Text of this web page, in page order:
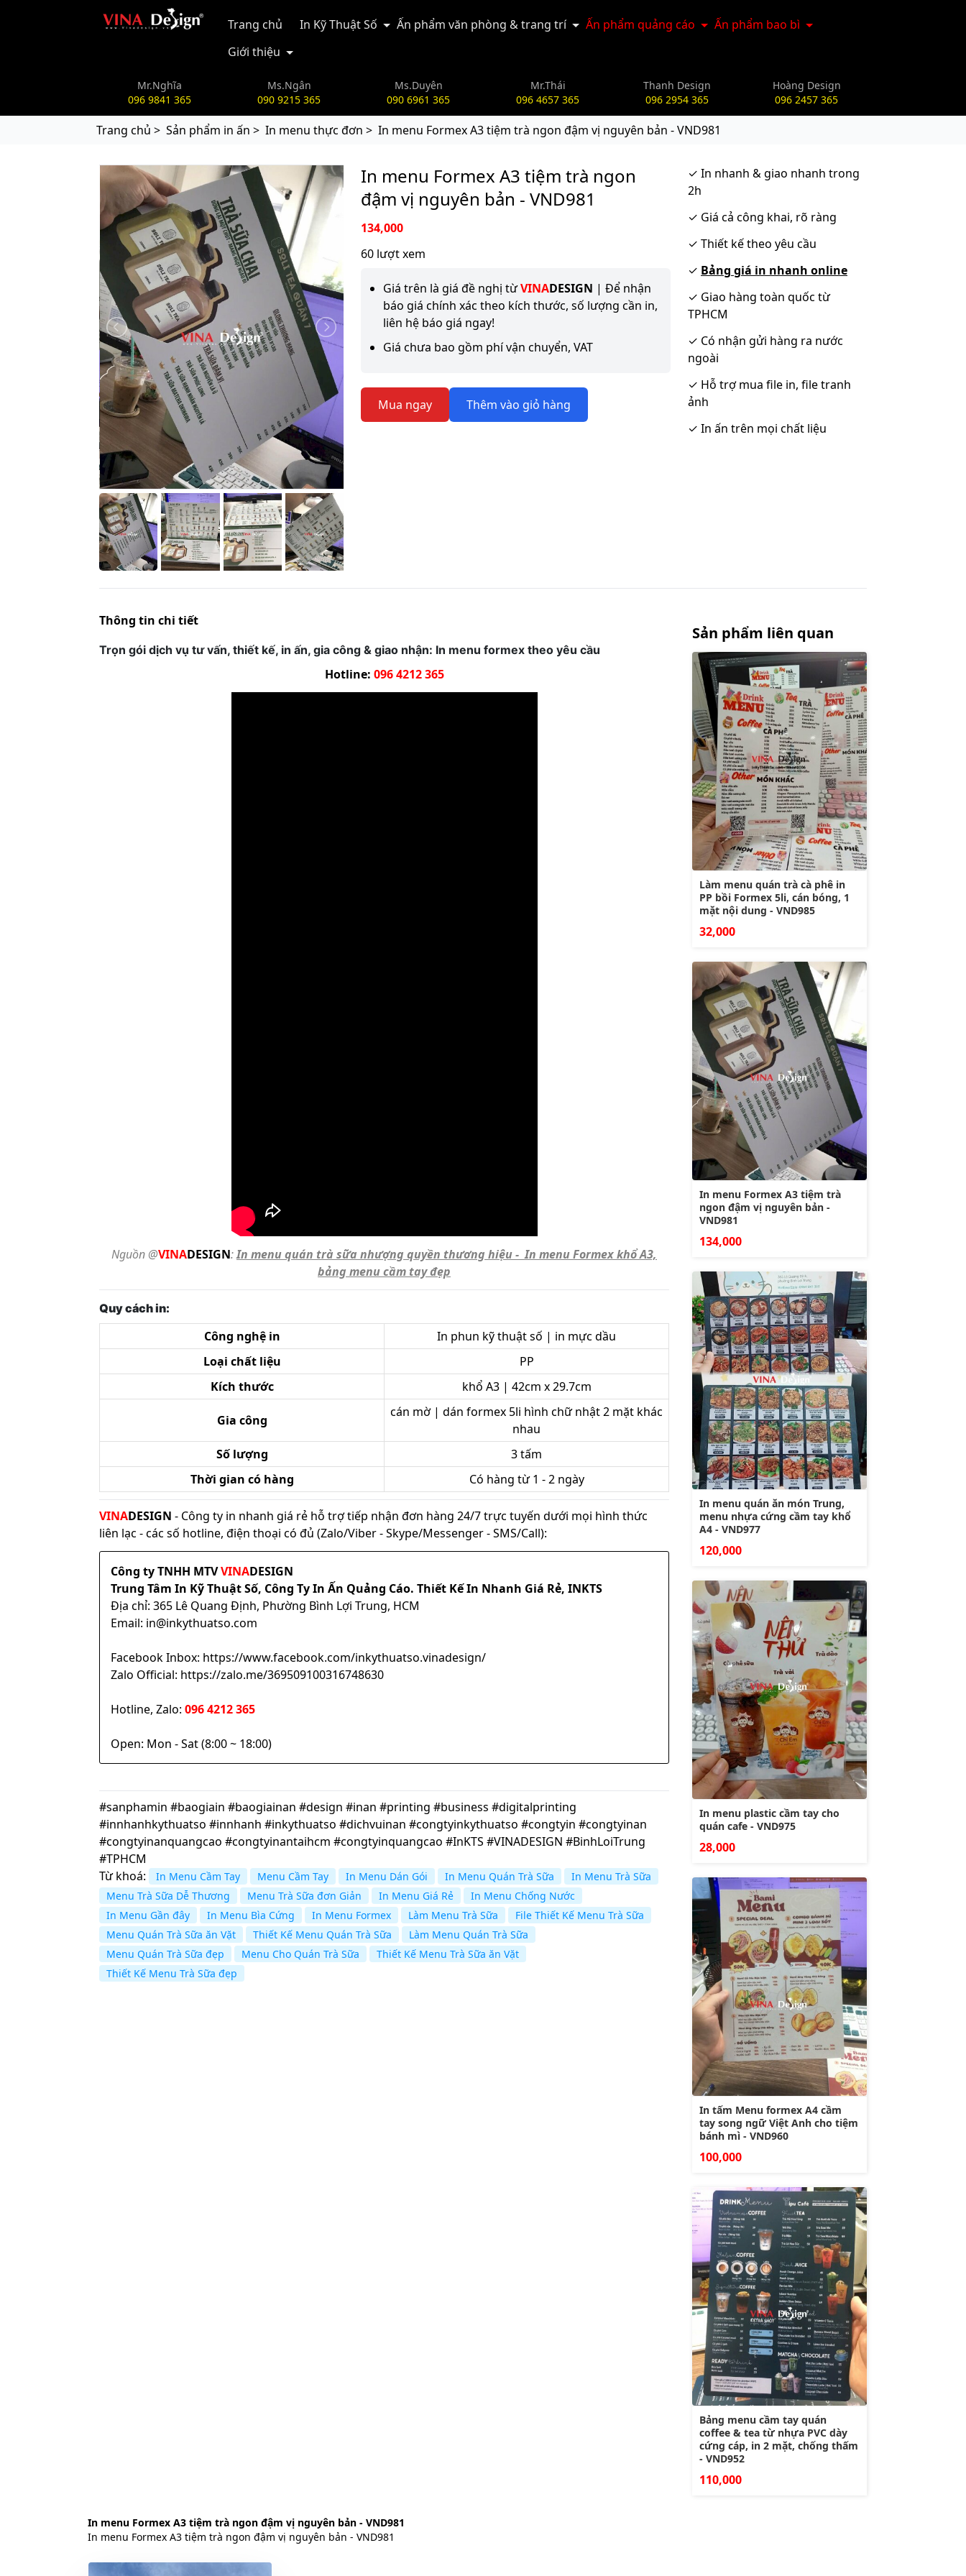
vinadesign.vn
Trang chủ In Kỹ Thuật Số Ấn phẩm văn phòng & trang trí Ấn phẩm quảng cáo
Ấn phẩm bao bì
Giới thiệu
Mr.Nghĩa
096 9841 365
Ms.Ngân
090 9215 365
Ms.Duyên
090 6961 365
Mr.Thái
096 4657 365
Thanh Design
096 2954 365
Hoàng Design
096 2457 365
Trang chủ > Sản phẩm in ấn > In menu thực đơn > In menu Formex A3 tiệm trà ngon đậm vị nguyên bản - VND981
In menu Formex A3 tiệm trà ngon
đậm vị nguyên bản - VND981
134,000
60 lượt xem
Giá trên là giá đề nghị từVINADESIGN | Để nhận
báo giá chính xác theo kích thước, số lượng cần in,
liên hệ báo giá ngay!
Giá chưa bao gồm phí vận chuyển, VAT
Mua ngay Thêm vào giỏ hàng
✓ In nhanh & giao nhanh trong
2h
✓ Giá cả công khai, rõ ràng
✓ Thiết kế theo yêu cầu
✓ Bảng giá in nhanh online
✓ Giao hàng toàn quốc từ
TPHCM
✓ Có nhận gửi hàng ra nước
ngoài
✓ Hỗ trợ mua file in, file tranh
ảnh
✓ In ấn trên mọi chất liệu
Thông tin chi tiết
Trọn gói dịch vụ tư vấn, thiết kế, in ấn, gia công & giao nhận: In menu formex theo yêu cầu
Hotline: 096 4212 365
Nguồn @VINADESIGN:In menu quán trà sữa nhượng quyền thương hiệu - In menu Formex khổ A3,
bảng menu cầm tay đẹp
Quy cách in:
Công nghệ in
In phun kỹ thuật số | in mực dầu
Loại chất liệu
PP
Kích thước
khổ A3 | 42cm x 29.7cm
Gia công
cán mờ | dán formex 5li hình chữ nhật 2 mặt khác
nhau
Số lượng
3 tấm
Thời gian có hàng
Có hàng từ 1 - 2 ngày
VINADESIGN - Công ty in nhanh giá rẻ hỗ trợ tiếp nhận đơn hàng 24/7 trực tuyến dưới mọi hình thức
liên lạc - các số hotline, điện thoại có đủ (Zalo/Viber - Skype/Messenger - SMS/Call):
Công ty TNHH MTVVINADESIGN
Trung Tâm In Kỹ Thuật Số, Công Ty In Ấn Quảng Cáo. Thiết Kế In Nhanh Giá Rẻ, INKTS
Địa chỉ: 365 Lê Quang Định, Phường Bình Lợi Trung, HCM
Email: in@inkythuatso.com
Facebook Inbox: https://www.facebook.com/inkythuatso.vinadesign/
Zalo Official: https://zalo.me/369509100316748630
Hotline, Zalo: 096 4212 365
Open: Mon - Sat (8:00 ~ 18:00)
#sanphamin #baogiain #baogiainan #design #inan #printing #business #digitalprinting
#innhanhkythuatso #innhanh #inkythuatso #dichvuinan #congtyinkythuatso #congtyin #congtyinan
#congtyinanquangcao #congtyinantaihcm #congtyinquangcao #InKTS #VINADESIGN #BinhLoiTrung
#TPHCM
Từ khoá:
In Menu Cầm Tay Menu Cầm Tay In Menu Dán Gói In Menu Quán Trà Sữa
In Menu Trà Sữa
Menu Trà Sữa Dễ Thương
Menu Trà Sữa đơn Giản In Menu Giá Rẻ
In Menu Chống Nước
In Menu Gần đây
In Menu Bìa Cứng In Menu Formex Làm Menu Trà Sữa
File Thiết Kế Menu Trà Sữa
Menu Quán Trà Sữa ăn Vặt
Thiết Kế Menu Quán Trà Sữa
Làm Menu Quán Trà Sữa
Menu Quán Trà Sữa đẹp
Menu Cho Quán Trà Sữa
Thiết Kế Menu Trà Sữa ăn Vặt
Thiết Kế Menu Trà Sữa đẹp
Sản phẩm liên quan
Làm menu quán trà cà phê in
PP bồi Formex 5li, cán bóng, 1
mặt nội dung - VND985
32,000
In menu Formex A3 tiệm trà
ngon đậm vị nguyên bản -
VND981
134,000
In menu quán ăn món Trung,
menu nhựa cứng cầm tay khổ
A4 - VND977
120,000
In menu plastic cầm tay cho
quán cafe - VND975
28,000
In tấm Menu formex A4 cầm
tay song ngữ Việt Anh cho tiệm
bánh mì - VND960
100,000
Bảng menu cầm tay quán
coffee & tea từ nhựa PVC dày
cứng cáp, in 2 mặt, chống thấm
- VND952
110,000
In menu Formex A3 tiệm trà ngon đậm vị nguyên bản - VND981
In menu Formex A3 tiệm trà ngon đậm vị nguyên bản - VND981